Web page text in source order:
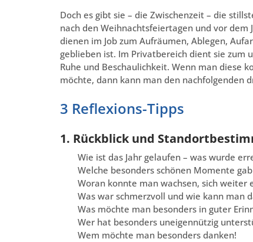
Doch es gibt sie – die Zwischenzeit – die
nach den Weihnachtsfeiertagen und vor dem
dienen im Job zum Aufräumen, Ablegen,
geblieben ist. Im Privatbereich dient sie zum
Ruhe und Beschaulichkeit. Wenn man diese
möchte, dann kann man den nachfolgenden
3 Reflexions-Tipps
1. Rückblick und
Wie ist das Jahr gelaufen – was wurde
Welche besonders schönen Momente
Woran konnte man wachsen, sich weiter
Was war schmerzvoll und wie kann man
Was möchte man besonders in guter
Wer hat besonders uneigennützig
Wem möchte man besonders danken!